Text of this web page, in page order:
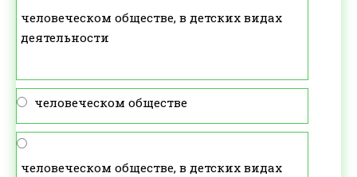
человеческом обществе, в детских видах
деятельности
человеческом обществе
человеческом обществе, в детских видах